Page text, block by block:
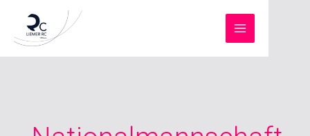
springen